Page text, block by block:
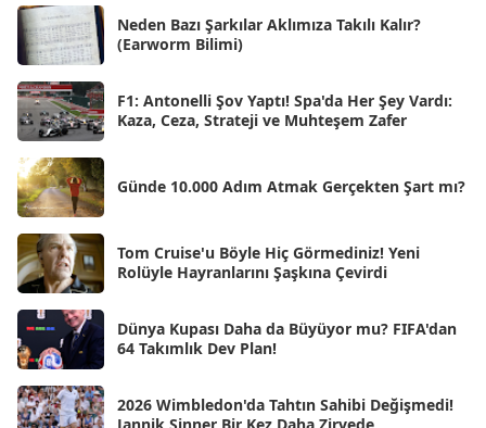
Haz 2025
May 2025 [54]
Nis 2025 [56]
Mar 2025
Şub 2025
Oca 2025
Ara 2024 [25]
Kas 2024
Eki 2024 [46]
Eyl 2024
Ağu 2024 [10]
Neden Bazı Şarkılar Aklımıza Takılı Kalır?
(Earworm Bilimi)
F1: Antonelli Şov Yaptı! Spa'da Her Şey Vardı:
Kaza, Ceza, Strateji ve Muhteşem Zafer
Günde 10.000 Adım Atmak Gerçekten Şart mı?
Tom Cruise'u Böyle Hiç Görmediniz! Yeni
Rolüyle Hayranlarını Şaşkına Çevirdi
Dünya Kupası Daha da Büyüyor mu? FIFA'dan
64 Takımlık Dev Plan!
2026 Wimbledon'da Tahtın Sahibi Değişmedi!